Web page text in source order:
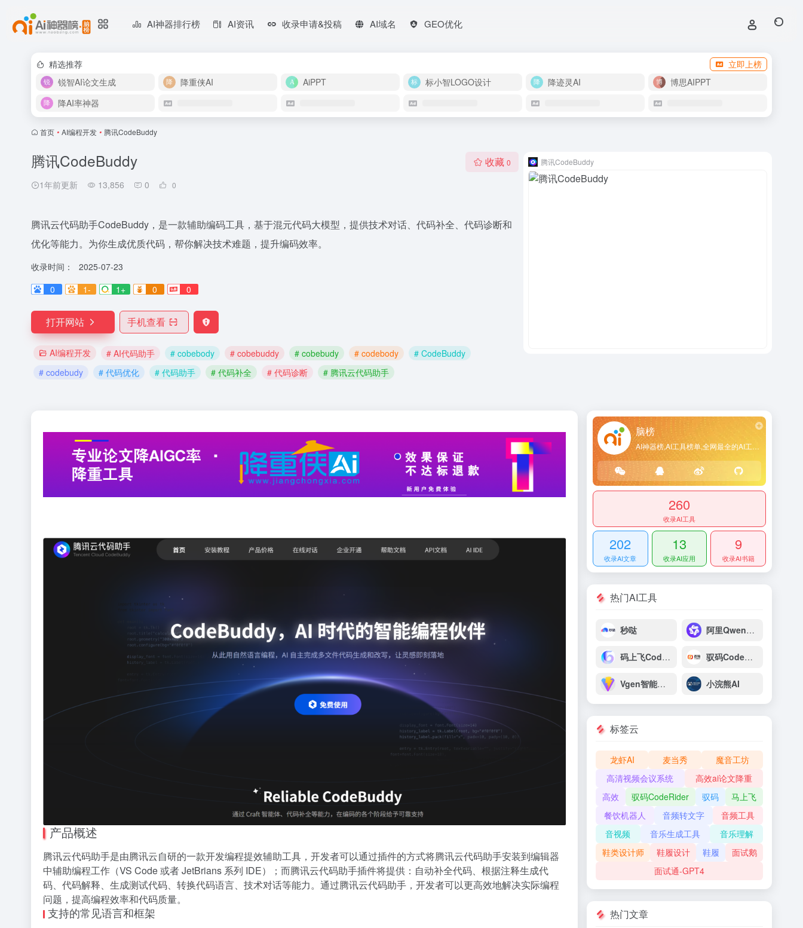
AI神器排行榜 AI资讯 收录申请&投稿 AI域名 GEO优化
精选推荐
立即上榜
锐智AI论文生成
降重侠AI AiPPT 标小智LOGO设计 降迹灵AI
博思AIPPT
降AI率神器
首页 • AI编程开发 • 腾讯CodeBuddy
腾讯CodeBuddy
1年前更新 13,856 0 0
收藏 0
腾讯云代码助手CodeBuddy，是一款辅助编码工具，基于混元代码大模型，提供技术对话、代码补全、代码诊断和
优化等能力。为你生成优质代码，帮你解决技术难题，提升编码效率。
收录时间：
2025-07-23
0
1- 1+ 0 0
打开网站 手机查看
AI编程开发 # AI代码助手 # cobebody # cobebuddy # cobebudy # codebody
# CodeBuddy
# codebudy
# 代码优化 # 代码助手 # 代码补全 # 代码诊断 # 腾讯云代码助手
腾讯CodeBuddy
产品概述
腾讯云代码助手是由腾讯云自研的一款开发编程提效辅助工具，开发者可以通过插件的方式将腾讯云代码助手安装到编辑器
中辅助编程工作（VS Code 或者 JetBrians 系列 IDE）；而腾讯云代码助手插件将提供：自动补全代码、根据注释生成代
码、代码解释、生成测试代码、转换代码语言、技术对话等能力。通过腾讯云代码助手，开发者可以更高效地解决实际编程
问题，提高编程效率和代码质量。
支持的常见语言和框架
脑榜
AI神器榜,AI工具榜单,全网最全的AI工具导航网站
260
收录AI工具
202
收录AI文章
13
收录AI应用
9
收录AI书籍
热门AI工具
秒哒 阿里Qwen3-Coder
码上飞CodeFlying 驭码CodeRider
Vgen智能视频解析助手 小浣熊AI
标签云
龙虾AI 麦当秀
魔音工坊
高清视频会议系统
高效ai论文降重
高效
驭码CodeRider 驭码
马上飞
餐饮机器人
音频转文字
音频工具
音视频
音乐生成工具
音乐理解
鞋类设计师
鞋履设计 鞋履
面试鹅
面试通-GPT4
热门文章